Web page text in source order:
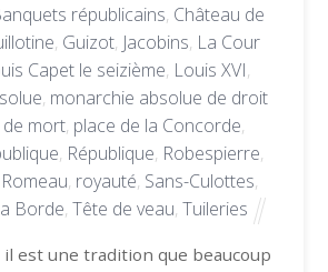
républicains, Château de
, Guizot, Jacobins, La Cour
Capet le seizième, Louis XVI,
, monarchie absolue de droit
de mort, place de la Concorde,
, République, Robespierre,
Romeau, royauté, Sans-Culottes,
Borde, Tête de veau, Tuileries
est une tradition que beaucoup